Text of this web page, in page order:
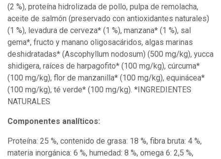
(2 %), proteína hidrolizada de pollo, pulpa de remolacha,
aceite de salmón (preservado con antioxidantes naturales)
(1 %), levadura de cerveza* (1 %), manzana* (1 %), sal
gema*, fructo y manano oligosacáridos, algas marinas
deshidratadas* (Ascophyllum nodosum) (500 mg/kg), yucca
shidigera, raíces de harpagofito* (100 mg/kg), cúrcuma*
(100 mg/kg), flor de manzanilla* (100 mg/kg), equinácea*
(100 mg/kg), té verde* (100 mg/kg). *INGREDIENTES
NATURALES
Componentes analíticos:
Proteína: 25 %, contenido de grasa: 18 %, fibra bruta: 4 %,
materia inorgánica: 6 %, humedad: 8 %, omega 6: 2,5 %,